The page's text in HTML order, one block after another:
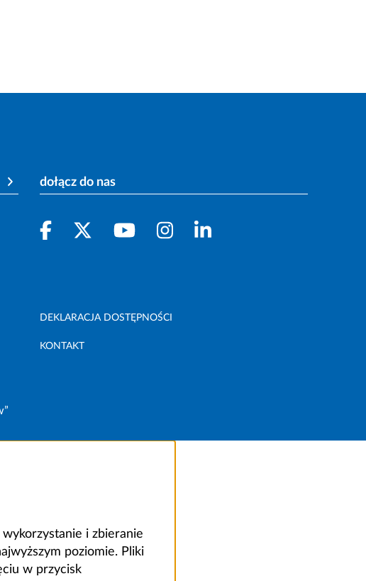
dołącz do nas
DEKLARACJA DOSTĘPNOŚCI
KONTAKT
i zbieranie
poziomie. Pliki
w przycisk